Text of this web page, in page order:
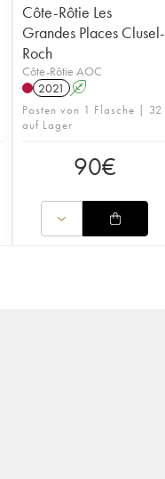
Côte-Rôtie Les
Grandes Places Clusel-
Roch
Côte-Rôtie AOC
2021
A
Posten von 1 Flasche | 32
auf Lager
90€